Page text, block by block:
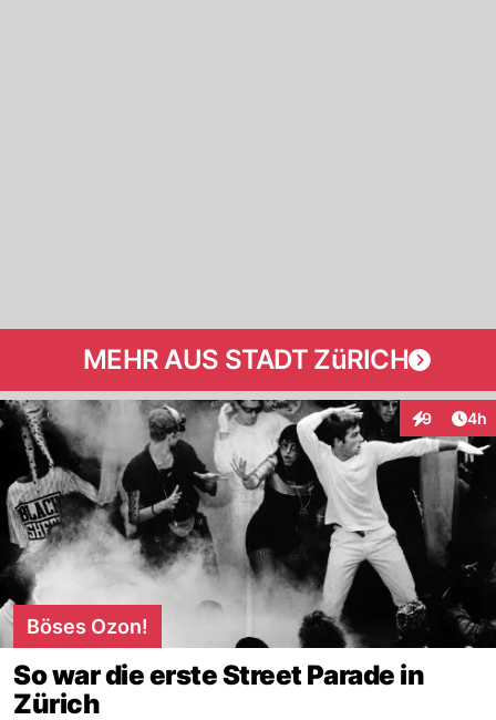
MEHR AUS STADT ZüRICH
9 4h
Böses Ozon!
So war die erste Street Parade in
Zürich